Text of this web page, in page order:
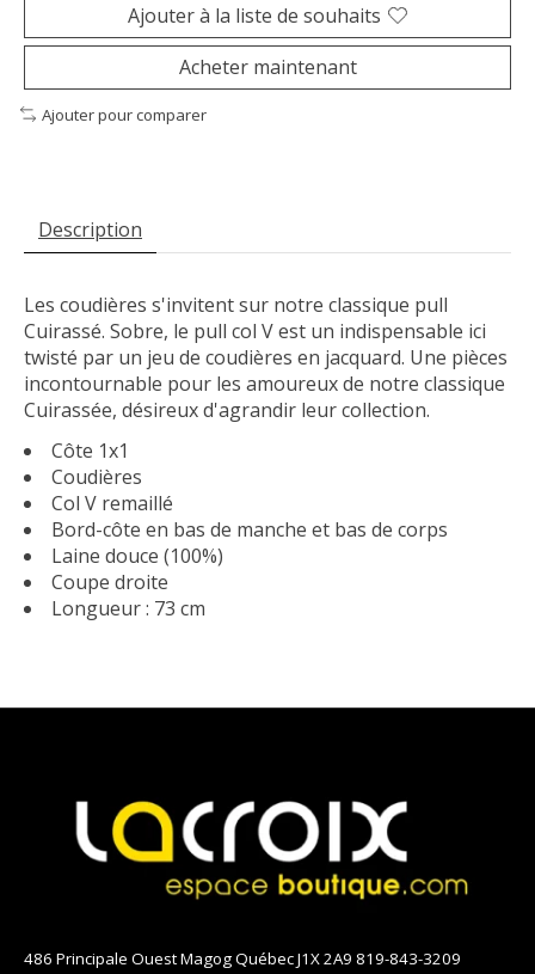
Ajouter à la liste de souhaits
Acheter maintenant
Ajouter pour comparer
Description
Les coudières s'invitent sur notre classique pull
Cuirassé. Sobre, le pull col V est un indispensable ici
twisté par un jeu de coudières en jacquard. Une pièces
incontournable pour les amoureux de notre classique
Cuirassée, désireux d'agrandir leur collection.
Côte 1x1
Coudières
Col V remaillé
Bord-côte en bas de manche et bas de corps
Laine douce (100%)
Coupe droite
Longueur : 73 cm
486 Principale Ouest Magog Québec J1X 2A9 819-843-3209